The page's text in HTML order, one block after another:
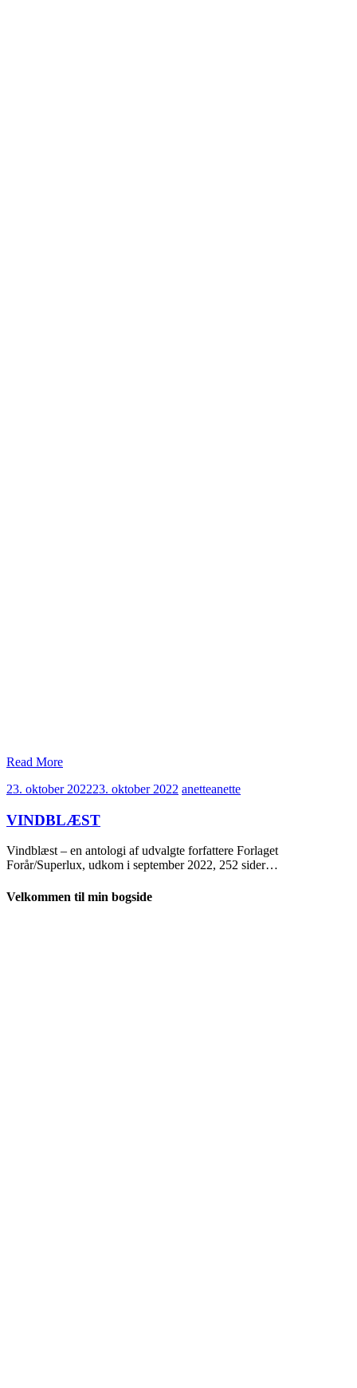
Read More
23. oktober 202223. oktober 2022 anetteanette
VINDBLÆST
Vindblæst – en antologi af udvalgte forfattere Forlaget
Forår/Superlux, udkom i september 2022, 252 sider…
Velkommen til min bogside